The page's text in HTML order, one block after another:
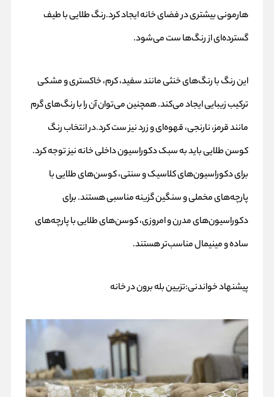
هارمونی بیشتری در فضای خانه ایجاد کرد.رنگ طلایی با طیف
گسترده‌ای از رنگ‌ها ست می‌شود.
این رنگ با رنگ‌های خنثی مانند سفید، کرم، خاکستری و مشکی
ترکیب زیبایی ایجاد می‌کند. همچنین می‌توان آن را با رنگ‌های گرم
مانند قرمز، نارنجی، قهوه‌ای و زرد نیز ست کرد.در انتخاب رنگ
کوسن طلایی باید به سبک دکوراسیون داخلی خانه نیز توجه کرد.
برای دکوراسیون‌های کلاسیک و سنتی، کوسن‌های طلایی با
پارچه‌های مخملی و سنگین گزینه مناسبی هستند. برای
دکوراسیون‌های مدرن و امروزی، کوسن‌های طلایی با پارچه‌های
ساده و مینیمال مناسب‌تر هستند.
پیشنهاد خواندنی:تزیین بله برون در خانه